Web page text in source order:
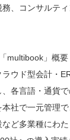
、コンサルテ
multibook」概要
ウド型会計・
各言語・通貨
社で一元管理で
ど多業種にわ